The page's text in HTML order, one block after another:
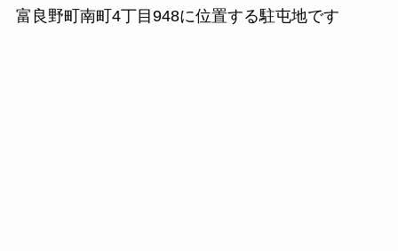
富良野町南町4丁目948に位置する駐屯地です